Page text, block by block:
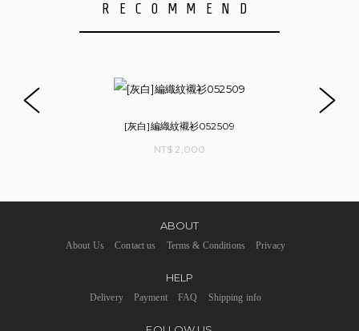
RECOMMEND
[灰白]編織紋襯衫052509
NT$ 2,000
ABOUT
About Us Contact us Terms & Conditions Privacy
HELP
Delivery Payment FAQ Shipping info